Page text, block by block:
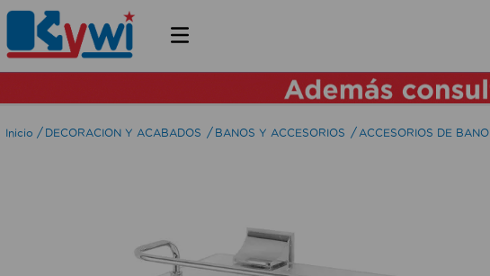
DECORACION Y ACABADOS BANOS Y ACCESORIOS ACCESORIOS DE BANO